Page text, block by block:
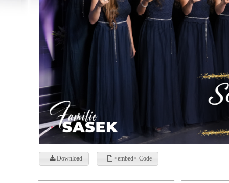
Download <embed>-Code